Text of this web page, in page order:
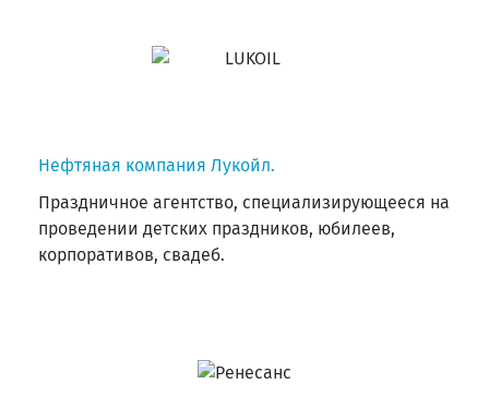
Нефтяная компания Лукойл.
Праздничное агентство, специализирующееся на
проведении детских праздников, юбилеев,
корпоративов, свадеб.